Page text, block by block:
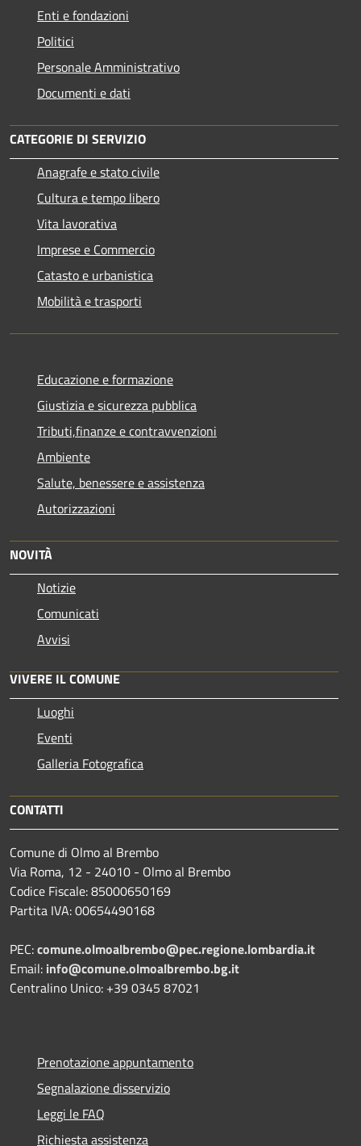
Enti e fondazioni
Politici
Personale Amministrativo
Documenti e dati
CATEGORIE DI SERVIZIO
Anagrafe e stato civile
Cultura e tempo libero
Vita lavorativa
Imprese e Commercio
Catasto e urbanistica
Mobilità e trasporti
Educazione e formazione
Giustizia e sicurezza pubblica
Tributi,finanze e contravvenzioni
Ambiente
Salute, benessere e assistenza
Autorizzazioni
NOVITÀ
Notizie
Comunicati
Avvisi
VIVERE IL COMUNE
Luoghi
Eventi
Galleria Fotografica
CONTATTI
Comune di Olmo al Brembo
Via Roma, 12 - 24010 - Olmo al Brembo
Codice Fiscale: 85000650169
Partita IVA: 00654490168
PEC:comune.olmoalbrembo@pec.regione.lombardia.it
Email: info@comune.olmoalbrembo.bg.it
Centralino Unico: +39 0345 87021
Prenotazione appuntamento
Segnalazione disservizio
Leggi le FAQ
Richiesta assistenza